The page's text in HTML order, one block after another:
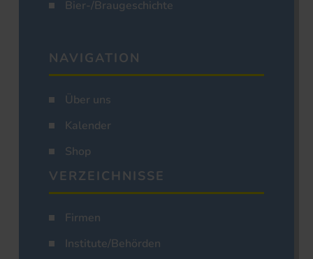
Bier-/Braugeschichte
NAVIGATION
Über uns
Kalender
Shop
VERZEICHNISSE
Firmen
Institute/Behörden